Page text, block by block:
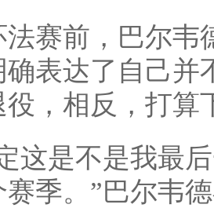
赛前，巴尔韦
表达了自己并
，相反，打算
这是不是我最
季。”巴尔韦